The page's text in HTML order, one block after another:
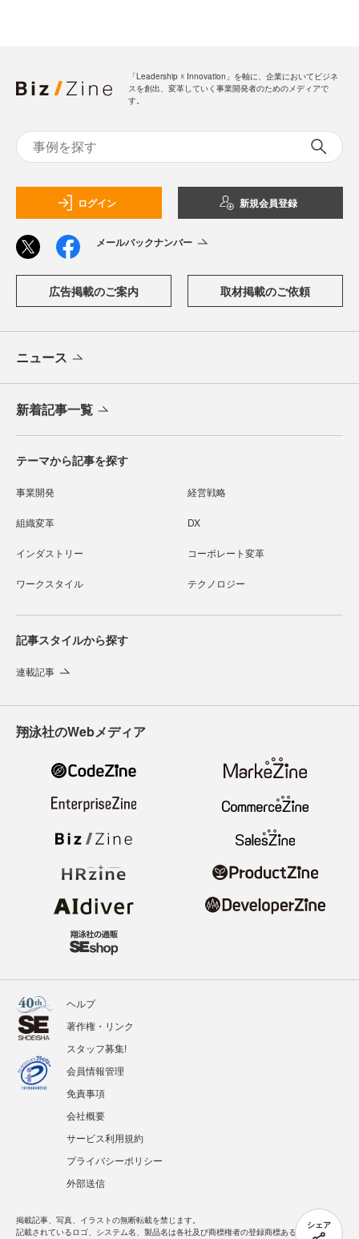
シェア
「Leadership ☓ Innovation」を軸に、企業においてビジネ
スを創出、変革していく事業開発者のためのメディアで
す。
ログイン 新規会員登録
メールバックナンバー
広告掲載のご案内 取材掲載のご依頼
ニュース
新着記事一覧
テーマから記事を探す
事業開発 経営戦略
組織変革 DX
インダストリー コーポレート変革
ワークスタイル テクノロジー
記事スタイルから探す
連載記事
翔泳社のWebメディア
ヘルプ
著作権・リンク
スタッフ募集!
会員情報管理
免責事項
会社概要
サービス利用規約
プライバシーポリシー
外部送信
掲載記事、写真、イラストの無断転載を禁じます。
記載されているロゴ、システム名、製品名は各社及び商標権者の登録商標あるいは商標で